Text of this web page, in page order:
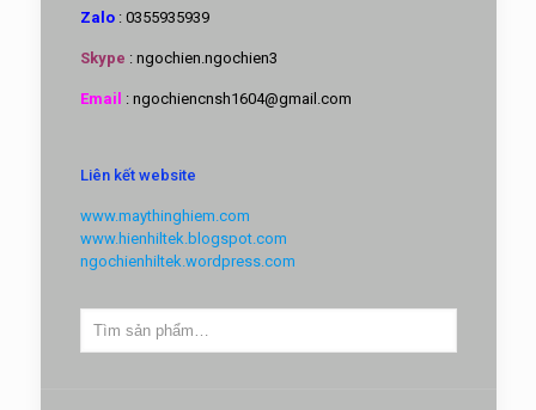
Zalo : 0355935939
Skype : ngochien.ngochien3
Email : ngochiencnsh1604@gmail.com
Liên kết website
www.maythinghiem.com
www.hienhiltek.blogspot.com
ngochienhiltek.wordpress.com